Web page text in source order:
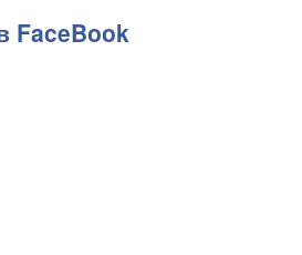
FaceBook